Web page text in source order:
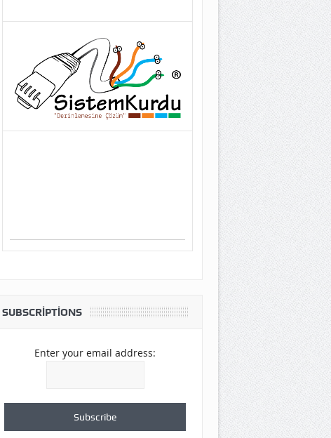
SUBSCRIPTIONS
Enter your email address: